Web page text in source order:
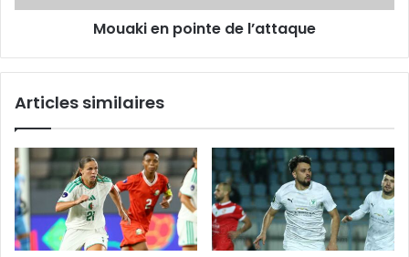
Mouaki en pointe de l’attaque
Articles similaires